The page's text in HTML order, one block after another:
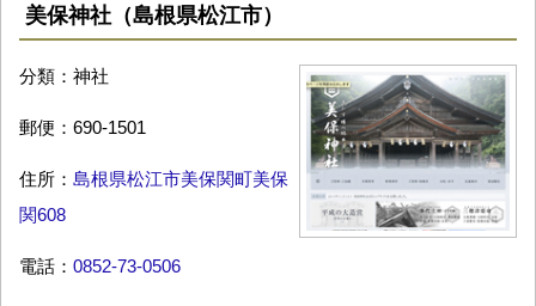
美保神社（島根県松江市）
分類：神社
郵便：690-1501
住所： 島根県松江市美保関町美保
関608
電話： 0852-73-0506